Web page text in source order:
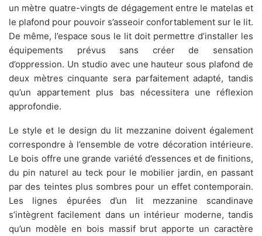
un mètre quatre-vingts de dégagement entre le matelas et
le plafond pour pouvoir s’asseoir confortablement sur le lit.
De même, l’espace sous le lit doit permettre d’installer les
équipements prévus sans créer de sensation
d’oppression. Un studio avec une hauteur sous plafond de
deux mètres cinquante sera parfaitement adapté, tandis
qu’un appartement plus bas nécessitera une réflexion
approfondie.
Le style et le design du lit mezzanine doivent également
correspondre à l’ensemble de votre décoration intérieure.
Le bois offre une grande variété d’essences et de finitions,
du pin naturel au teck pour le mobilier jardin, en passant
par des teintes plus sombres pour un effet contemporain.
Les lignes épurées d’un lit mezzanine scandinave
s’intègrent facilement dans un intérieur moderne, tandis
qu’un modèle en bois massif brut apporte un caractère